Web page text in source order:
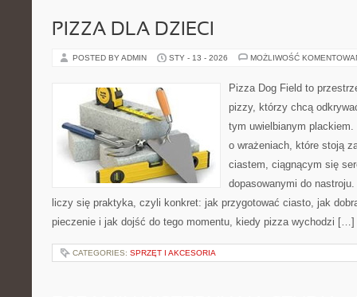
PIZZA DLA DZIECI
POSTED BY ADMIN STY - 13 - 2026 MOŻLIWOŚĆ
Pizza Dog Field to
pizzy, którzy chcą
tym uwielbianym
o wrażeniach, które stoją
ciastem, ciągnącym się
dopasowanymi do
liczy się praktyka, czyli konkret: jak przygotować ciasto, jak
pieczenie i jak dojść do tego momentu, kiedy pizza wychodzi […]
CATEGORIES: SPRZĘT I AKCESORIA